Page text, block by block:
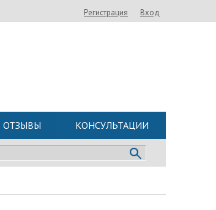
Регистрация Вход
ОТЗЫВЫ КОНСУЛЬТАЦИИ